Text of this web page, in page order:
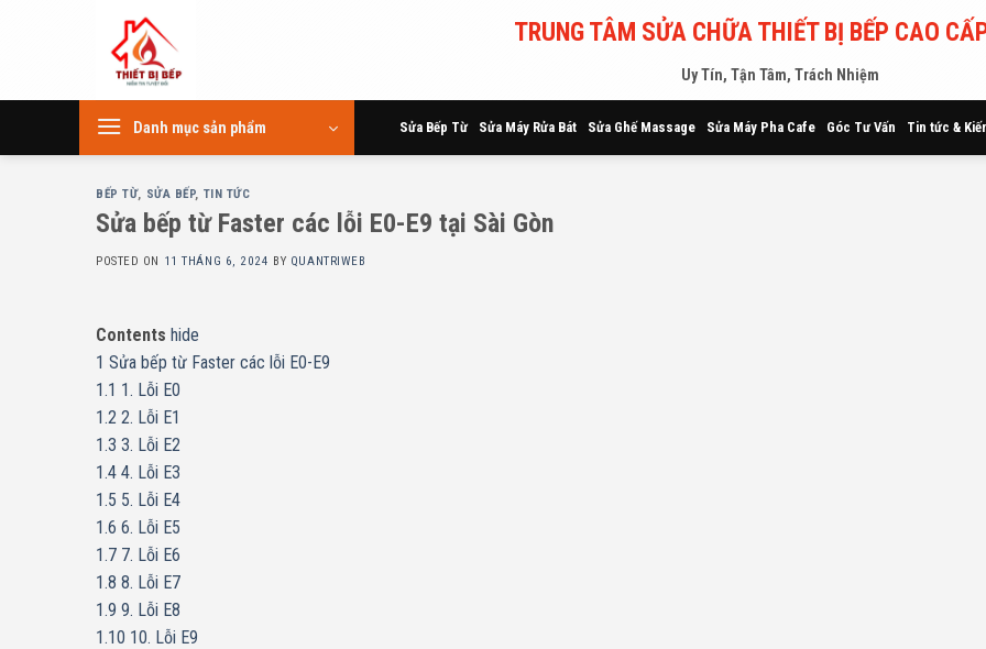
TRUNG TÂM SỬA CHỮA THIẾT BỊ BẾP CAO
Uy Tín, Tận Tâm, Trách Nhiệm
Danh mục sản phẩm Sửa Bếp Từ Sửa Máy Rửa Bát Sửa Ghế Massage Sửa Máy Pha Cafe Góc Tư Vấn Tin tức &
BẾP TỪ, SỬA BẾP, TIN TỨC
Sửa bếp từ Faster các lỗi E0-E9 tại Sài Gòn
POSTED ON 11 THÁNG 6, 2024 BY QUANTRIWEB
Contents hide
1 Sửa bếp từ Faster các lỗi E0-E9
1.1 1. Lỗi E0
1.2 2. Lỗi E1
1.3 3. Lỗi E2
1.4 4. Lỗi E3
1.5 5. Lỗi E4
1.6 6. Lỗi E5
1.7 7. Lỗi E6
1.8 8. Lỗi E7
1.9 9. Lỗi E8
1.10 10. Lỗi E9